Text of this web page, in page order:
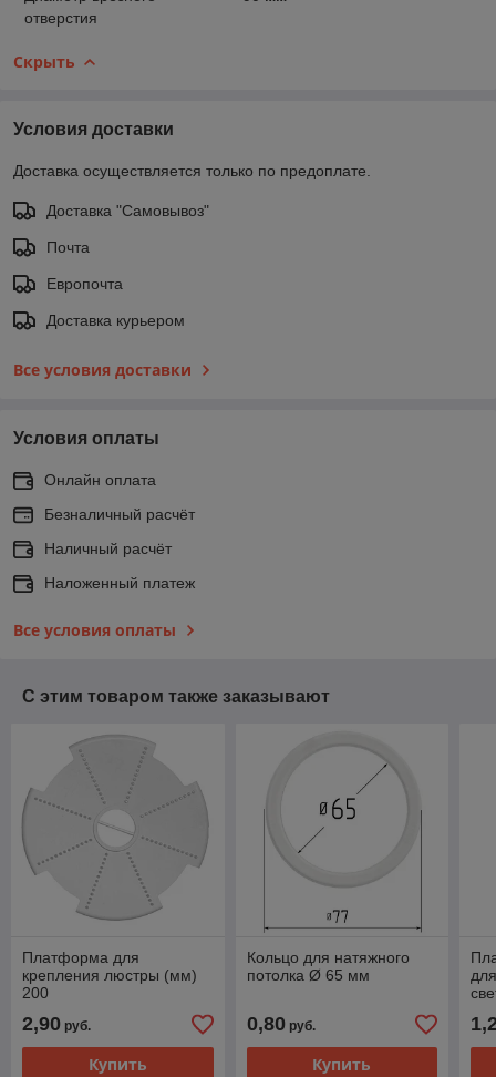
отверстия
Скрыть
Условия доставки
Доставка осуществляется только по предоплате.
Доставка "Самовывоз"
Почта
Европочта
Доставка курьером
Все условия доставки
Условия оплаты
Онлайн оплата
Безналичный расчёт
Наличный расчёт
Наложенный платеж
Все условия оплаты
С этим товаром также заказывают
Платформа для
крепления люстры (мм)
200
2,90 руб.
Купить
Кольцо для натяжного
потолка Ø 65 мм
0,80руб.
Купить